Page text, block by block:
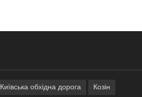
Київська обхідна дорога Козін